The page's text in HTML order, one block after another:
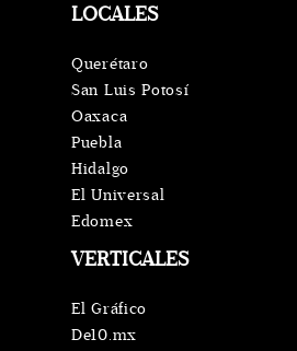
VERTICALES
El Gráfico
De10.mx
LOCALES
Querétaro
San Luis Potosí
Oaxaca
Puebla
Hidalgo
El Universal
Edomex